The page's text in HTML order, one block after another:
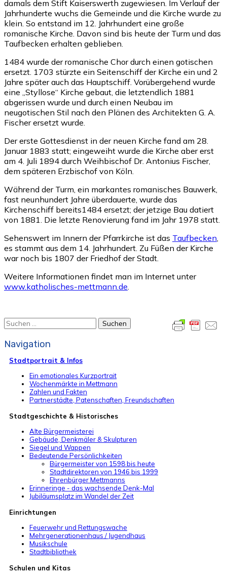
damals dem Stift Kaiserswerth zugewiesen. Im Verlauf der
Jahrhunderte wuchs die Gemeinde und die Kirche wurde zu
klein. So entstand im 12. Jahrhundert eine große
romanische Kirche. Davon sind bis heute der Turm und das
Taufbecken erhalten geblieben.
1484 wurde der romanische Chor durch einen gotischen
ersetzt. 1703 stürzte ein Seitenschiff der Kirche ein und 2
Jahre später auch das Hauptschiff. Vorübergehend wurde
eine „Styllose“ Kirche gebaut, die letztendlich 1881
abgerissen wurde und durch einen Neubau im
neugotischen Stil nach den Plänen des Architekten G. A.
Fischer ersetzt wurde.
Der erste Gottesdienst in der neuen Kirche fand am 28.
Januar 1883 statt; eingeweiht wurde die Kirche aber erst
am 4. Juli 1894 durch Weihbischof Dr. Antonius Fischer,
dem späteren Erzbischof von Köln.
Während der Turm, ein markantes romanisches Bauwerk,
fast neunhundert Jahre überdauerte, wurde das
Kirchenschiff bereits1484 ersetzt; der jetzige Bau datiert
von 1881. Die letzte Renovierung fand im Jahr 1978 statt.
Sehenswert im Innern der Pfarrkirche ist das Taufbecken
es stammt aus dem 14. Jahrhundert. Zu Füßen der Kirche
war noch bis 1807 der Friedhof der Stadt.
Weitere Informationen findet man im Internet unter
www.katholisches-mettmann.de
Suchen
nach:
Navigation
Stadtportrait & Infos
Ein emotionales Kurzportrait
Wochenmärkte in Mettmann
Zahlen und Fakten
Partnerstädte, Patenschaften, Freundschaften
Stadtgeschichte & Historisches
Alte Bürgermeisterei
Gebäude, Denkmäler & Skulpturen
Siegel und Wappen
Bedeutende Persönlichkeiten
Bürgermeister von 1598 bis heute
Stadtdirektoren von 1946 bis 1999
Ehrenbürger Mettmanns
Erinneringe - das wachsende Denk-Mal
Jubiläumsplatz im Wandel der Zeit
Einrichtungen
Feuerwehr und Rettungswache
Mehrgenerationenhaus / Jugendhaus
Musikschule
Stadtbibliothek
Schulen und Kitas